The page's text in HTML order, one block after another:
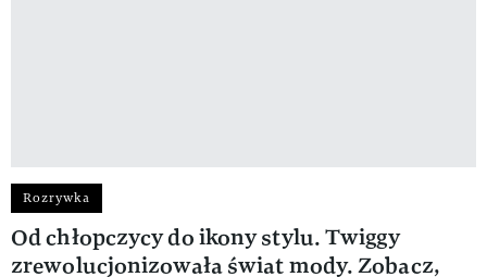
Rozrywka
Od chłopczycy do ikony stylu. Twiggy
zrewolucjonizowała świat mody. Zobacz,